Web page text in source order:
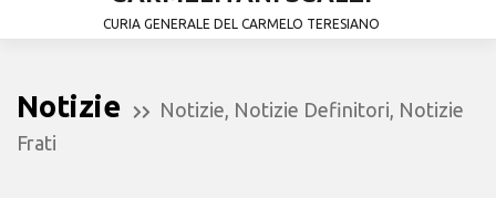
CURIA GENERALE DEL CARMELO TERESIANO
Notizie Notizie Notizie Definitori Notizie
Frati